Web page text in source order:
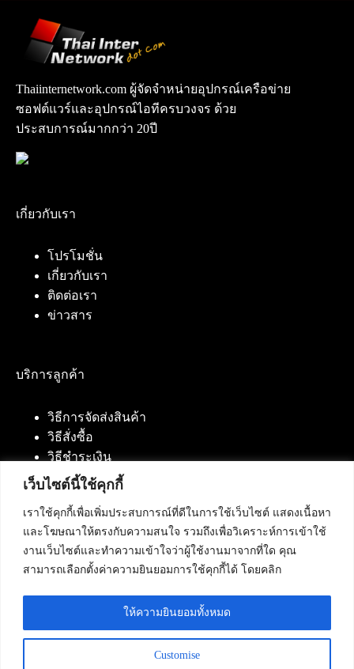
เว็บไซต์นี้ใช้คุกกี้
เราใช้คุกกี้เพื่อเพิ่มประสบการณ์ที่ดีในการใช้เว็บไซต์ แสดงเนื้อหา
และโฆษณาให้ตรงกับความสนใจ รวมถึงเพื่อวิเคราะห์การเข้าใช้
งานเว็บไซต์และทำความเข้าใจว่าผู้ใช้งานมาจากที่ใด คุณ
สามารถเลือกตั้งค่าความยินยอมการใช้คุกกี้ได้ โดยคลิก
Customise
ให้ความยินยอมทั้งหมด
Thaiinternetwork.com ผู้จัดจำหน่ายอุปกรณ์เครือข่าย
ซอฟต์แวร์และอุปกรณ์ไอทีครบวงจร ด้วย
ประสบการณ์มากกว่า 20ปี
เกี่ยวกับเรา
โปรโมชั่น
เกี่ยวกับเรา
ติดต่อเรา
ข่าวสาร
บริการลูกค้า
วิธีการจัดส่งสินค้า
วิธีสั่งซื้อ
วิธีชำระเงิน
ติดต่อเรา
บริษัท เน็ทฟิวชั่น คอมมิวนิเคชั่น จำกัด 420/94 ถนน
นัมเบอร์วัน-ราม 2 แขวงดอกไม้, เขตประเวศ
กรุงเทพมหานคร 10250
โทรศัพท์ :084-553-4055,086-309-5259,